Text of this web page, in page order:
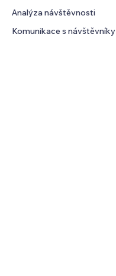
Analýza návštěvnosti
Komunikace s návštěvníky